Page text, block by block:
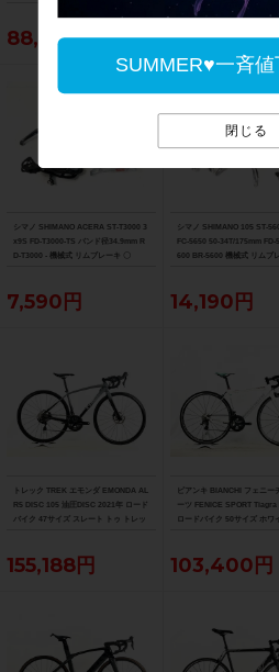
SUMMER♥一斉
閉じる
88,990円
ンポセット 〇
19,690円
シマノ SHIMANO ACERA ST-T3000 3
x9S FD-T3000-TS バンド径34.9mm R
D-T3000 - 機械式 リムブレーキ 〇
7,590円
シマノ SHIMANO 105 ST-
FC-5650 50-34T/175mm FD-
600 BR-5600 機械式 リムブ
14,190円
トレック TREK エモンダ EMONDA AL
R5 DISC 105 油圧DISC 2021年 ロード
バイク 47サイズ スレート トゥ トレッ
155,188円
ビアンキ BIANCHI フェニー
ーツ FENICE SPORT Tiagra
ロードバイク 50サイズ ホワ
103,400円